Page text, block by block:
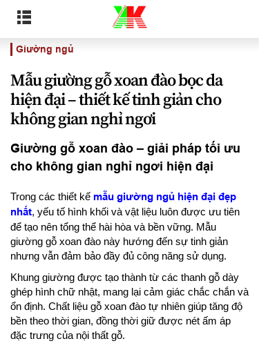
Giường ngủ
Mẫu giường gỗ xoan đào bọc da
hiện đại – thiết kế tinh giản cho
không gian nghỉ ngơi
Giường gỗ xoan đào – giải pháp tối ưu
cho không gian nghỉ ngơi hiện đại
Trong các thiết kế mẫu giường ngủ hiện đại đẹp
nhất, yếu tố hình khối và vật liệu luôn được ưu tiên
để tạo nên tổng thể hài hòa và bền vững. Mẫu
giường gỗ xoan đào này hướng đến sự tinh giản
nhưng vẫn đảm bảo đầy đủ công năng sử dụng.
Khung giường được tạo thành từ các thanh gỗ dày
ghép hình chữ nhật, mang lại cảm giác chắc chắn và
ổn định. Chất liệu gỗ xoan đào tự nhiên giúp tăng độ
bền theo thời gian, đồng thời giữ được nét ấm áp
đặc trưng của nội thất gỗ.